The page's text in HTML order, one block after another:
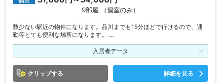
9部屋 （個室のみ）
数少ない駅近の物件になります。品川までも15分ほどで行けるので、通
勤等とても便利な場所になります。 …
入居者データ
クリップ 詳細を見る